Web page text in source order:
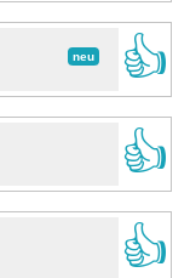
neu
👍
👍
👍